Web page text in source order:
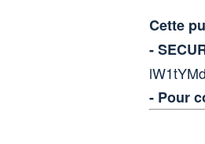
Cette
-
- Pour